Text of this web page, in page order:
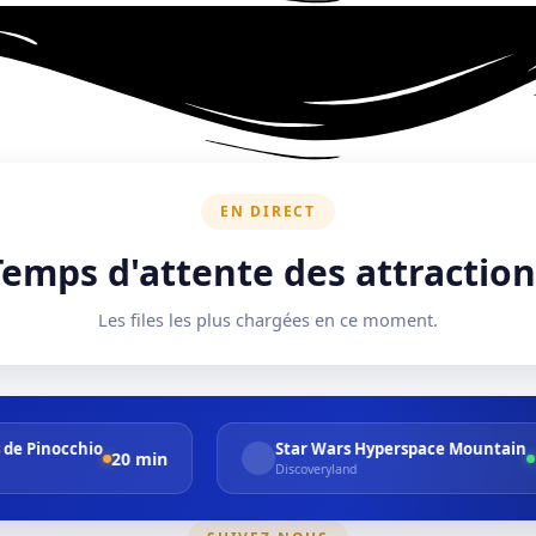
EN DIRECT
d'attente des
Les files les plus chargées en ce moment.
Star Wars Hyperspace Mountain
Discoveryland 15 min